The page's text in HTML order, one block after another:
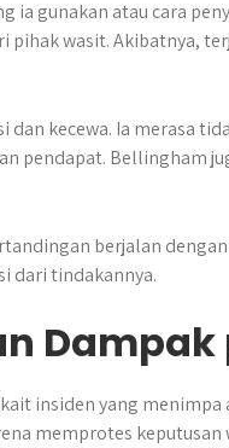
ia gunakan atau cara
wasit. Akibatnya,
kecewa. Ia merasa
pendapat. Bellingham
berjalan
dari tindakannya.
Dampak
insiden yang menimpa
memprotes keputusan